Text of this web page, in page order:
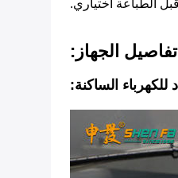
تفاصيل الجهاز: